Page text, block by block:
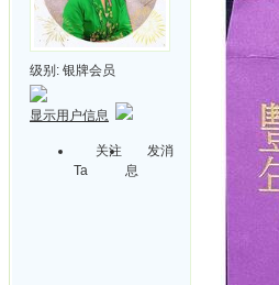
级别: 银牌会员
显示用户信息
关注
Ta
发消
息